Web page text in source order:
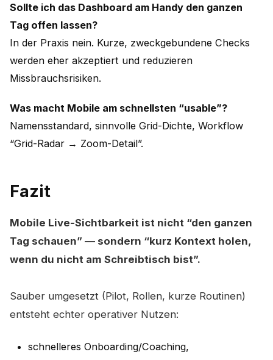
Sollte ich das Dashboard am Handy den ganzen
Tag offen lassen?
In der Praxis nein. Kurze, zweckgebundene Checks
werden eher akzeptiert und reduzieren
Missbrauchsrisiken.
Was macht Mobile am schnellsten “usable”?
Namensstandard, sinnvolle Grid-Dichte, Workflow
“Grid-Radar → Zoom-Detail”.
Fazit
Mobile Live-Sichtbarkeit ist nicht “den ganzen
Tag schauen” — sondern “kurz Kontext holen,
wenn du nicht am Schreibtisch bist”.
Sauber umgesetzt (Pilot, Rollen, kurze Routinen)
entsteht echter operativer Nutzen:
schnelleres Onboarding/Coaching,